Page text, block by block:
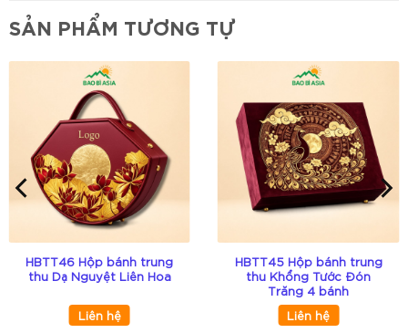
Thiết kế: Hộp nắp rời dạng âm dương, dáng
Trang trí:
Họa tiết mặt trăng cách điệu, hiệu
ứng ánh sáng in nổi kết hợp ép kim
Màu sắc:
Xanh navy chủ đạo phối trắng và
vàng kim
Ứng dụng:Dùng làm quà tặng bánh trung
thu, quà biếu doanh nghiệp, quà tặng cao
cấp
Đặc điểm nổi bật
SẢN PHẨM TƯƠNG TỰ
HBTT46 Hộp bánh trung
thu Dạ Nguyệt Liên Hoa
Liên hệ
HBTT45 Hộp bánh trung
thu Khổng Tước Đón
Trăng 4 bánh
Liên hệ